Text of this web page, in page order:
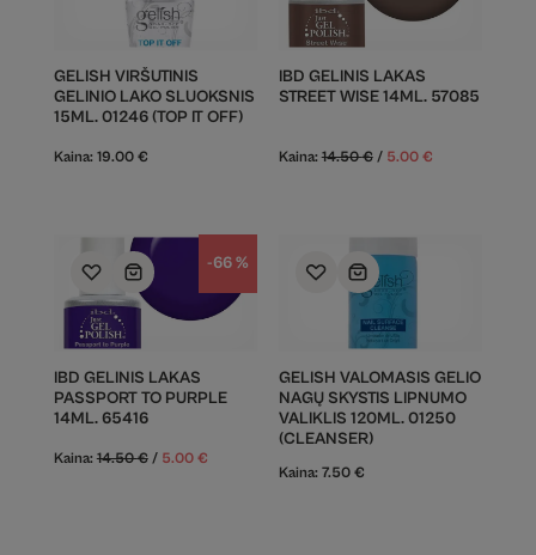
GELISH VIRŠUTINIS
GELINIO LAKO SLUOKSNIS
15ML. 01246 (TOP IT OFF)
Kaina: 19.00 €
IBD GELINIS LAKAS
STREET WISE 14ML. 57085
Kaina:14.50€ / 5.00 €
-66 %
IBD GELINIS LAKAS
PASSPORT TO PURPLE
14ML. 65416
Kaina: 14.50€ / 5.00 €
GELISH VALOMASIS GELIO
NAGŲ SKYSTIS LIPNUMO
VALIKLIS 120ML. 01250
(CLEANSER)
Kaina: 7.50 €